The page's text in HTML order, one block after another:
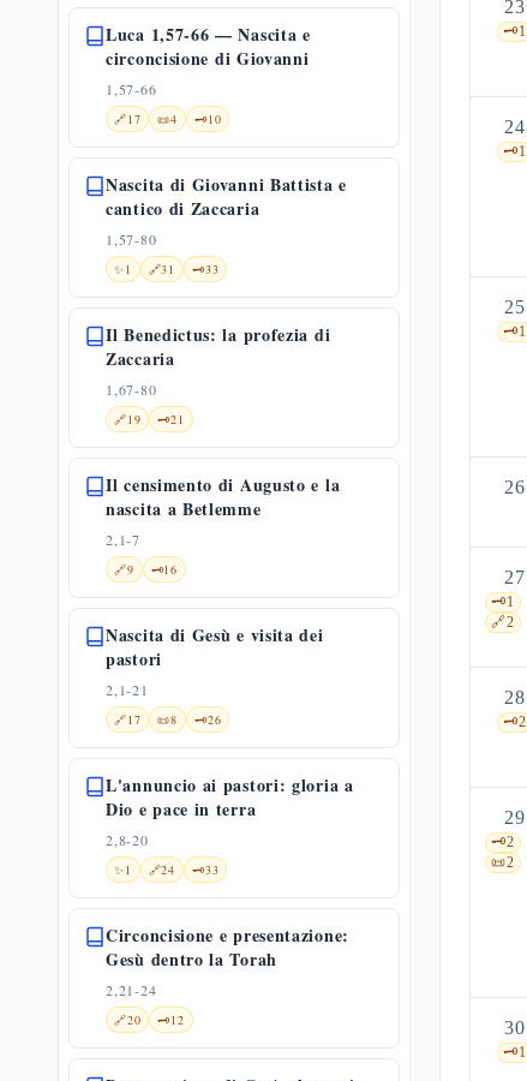
Luca 1,57-66 — Nascita e
circoncisione di Giovanni
1,57-66
🔗17 📜4 🗝️10
Nascita di Giovanni Battista e
cantico di Zaccaria
1,57-80
✨1 🔗31 🗝️33
Il Benedictus: la profezia di
Zaccaria
1,67-80
🔗19 🗝️21
Il censimento di Augusto e la
nascita a Betlemme
2,1-7
🔗9 🗝️16
Nascita di Gesù e visita dei
pastori
2,1-21
🔗17 📜8 🗝️26
L'annuncio ai pastori: gloria a
Dio e pace in terra
2,8-20
✨1 🔗24 🗝️33
Circoncisione e presentazione:
Gesù dentro la Torah
2,21-24
🔗20 🗝️12
23
🗝️1
24
🗝️1
25
🗝️1
26
27
🗝️1
🔗2
28
🗝️2
29
🗝️2
📜2
30
🗝️1